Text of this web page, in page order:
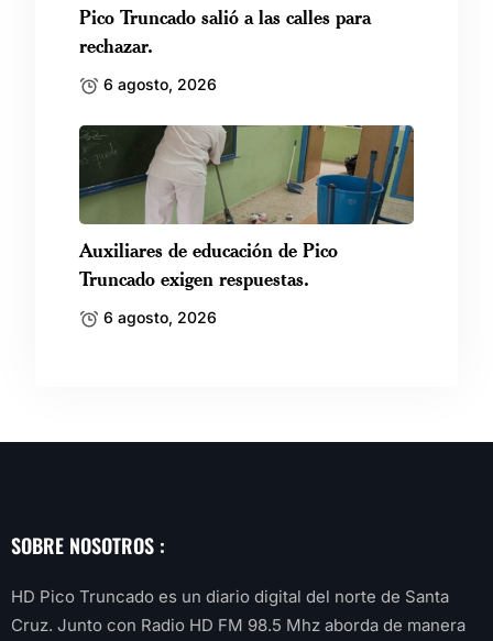
Pico Truncado salió a las calles para
rechazar.
6 agosto, 2026
Auxiliares de educación de Pico
Truncado exigen respuestas.
6 agosto, 2026
SOBRE NOSOTROS :
HD Pico Truncado es un diario digital del norte de Santa
Cruz. Junto con Radio HD FM 98.5 Mhz aborda de manera